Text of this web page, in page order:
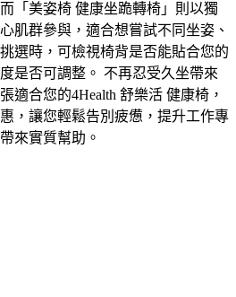
「美姿椅 健康坐跪轉椅」則以獨
肌群參與，適合想嘗試不同坐姿、
選時，可檢視椅背是否能貼合您的
是否可調整。 不再忍受久坐帶來
適合您的4Health 舒樂活 健康椅，
，讓您輕鬆告別疲憊，提升工作專
來實質幫助。